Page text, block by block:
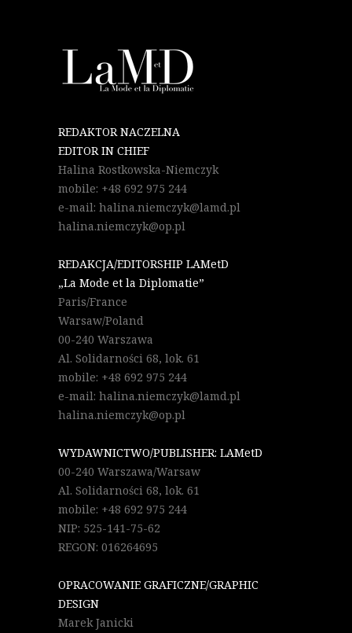
REDAKTOR NACZELNA
EDITOR IN CHIEF
Halina Rostkowska-Niemczyk
mobile: +48 692 975 244
e-mail: halina.niemczyk@lamd.pl
halina.niemczyk@op.pl
REDAKCJA/EDITORSHIP LAMetD
„La Mode et la Diplomatie”
Paris/France
Warsaw/Poland
00-240 Warszawa
Al. Solidarności 68, lok. 61
mobile: +48 692 975 244
e-mail: halina.niemczyk@lamd.pl
halina.niemczyk@op.pl
WYDAWNICTWO/PUBLISHER: LAMetD
00-240 Warszawa/Warsaw
Al. Solidarności 68, lok. 61
mobile: +48 692 975 244
NIP: 525-141-75-62
REGON: 016264695
OPRACOWANIE GRAFICZNE/GRAPHIC
DESIGN
Marek Janicki